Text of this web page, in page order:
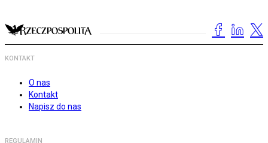
KONTAKT
O nas
Kontakt
Napisz do nas
REGULAMIN